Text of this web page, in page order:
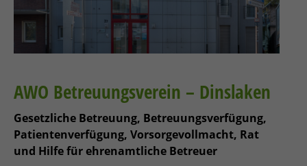
AWO Betreuungsverein – Dinslaken
Gesetzliche Betreuung, Betreuungsverfügung,
Patientenverfügung, Vorsorgevollmacht, Rat
und Hilfe für ehrenamtliche Betreuer